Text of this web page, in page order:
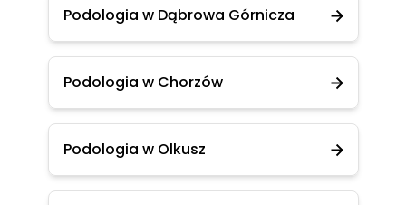
Podologia w Dąbrowa Górnicza
Podologia w Chorzów
Podologia w Olkusz